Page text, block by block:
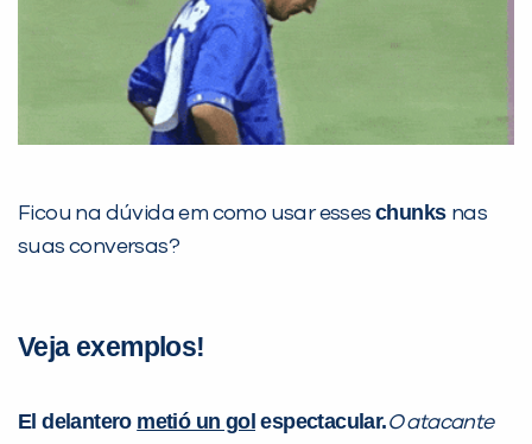
Ficou na dúvida em como usar esses chunks nas
suas conversas?
Veja exemplos!
El delantero metió un gol espectacular.O atacante